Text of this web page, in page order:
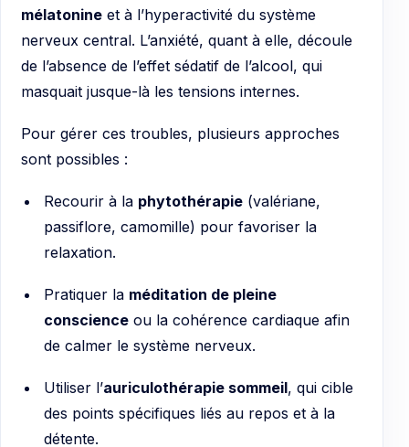
mélatonine et à l’hyperactivité du système
nerveux central. L’anxiété, quant à elle, découle
de l’absence de l’effet sédatif de l’alcool, qui
masquait jusque-là les tensions internes.
Pour gérer ces troubles, plusieurs approches
sont possibles :
Recourir à la phytothérapie(valériane,
passiflore, camomille) pour favoriser la
relaxation.
Pratiquer la méditation de pleine
conscienceou la cohérence cardiaque afin
de calmer le système nerveux.
Utiliser l’auriculothérapie sommeil, qui cible
des points spécifiques liés au repos et à la
détente.